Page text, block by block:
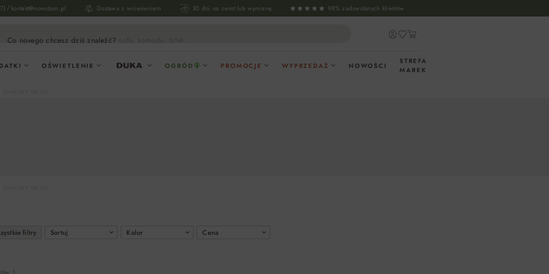
/ kontakt@novodom.pl Dostawa z wniesieniem 30 dni na zwrot lub wymianę 98% zadowolonych klientów
Co novego chcesz dziś znaleźć? sofa, komoda, fotel...
OŚWIETLENIE OGRÓD PROMOCJE WYPRZEDAŻ NOWOŚCI
STREFA
MAREK
filtry Cena
Sortuj Kolor
1